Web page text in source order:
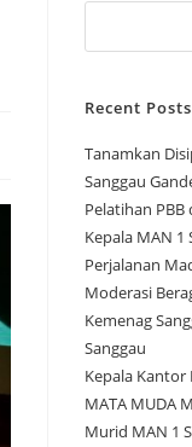
Recent Posts
Tanamkan
Sanggau
Pelatihan PBB
Kepala MAN 1
Perjalanan
Moderasi
Kemenag
Sanggau
Kepala Kantor
MATA MUDA
Murid MAN 1